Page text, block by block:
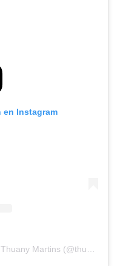
en Instagram